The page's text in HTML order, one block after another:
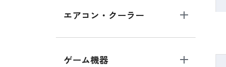
エアコン・クーラー
ゲーム機器